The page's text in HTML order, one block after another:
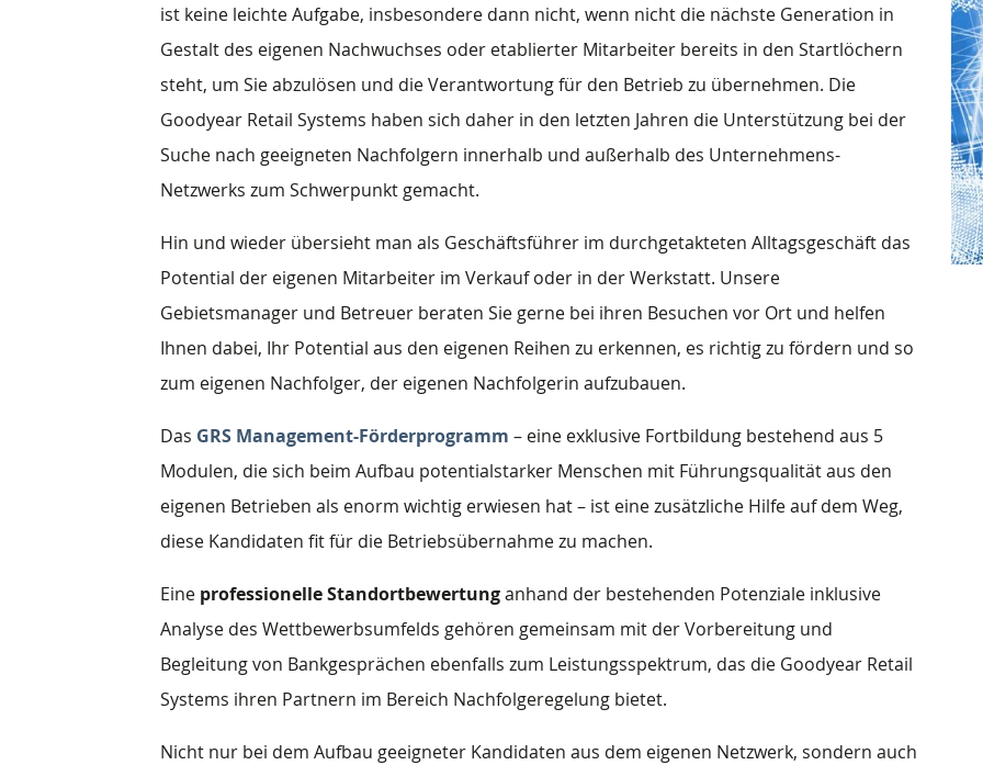
ist keine leichte Aufgabe, insbesondere dann nicht, wenn nicht die nächste Generation in
Gestalt des eigenen Nachwuchses oder etablierter Mitarbeiter bereits in den Startlöchern
steht, um Sie abzulösen und die Verantwortung für den Betrieb zu übernehmen. Die
Goodyear Retail Systems haben sich daher in den letzten Jahren die Unterstützung bei der
Suche nach geeigneten Nachfolgern innerhalb und außerhalb des Unternehmens-
Netzwerks zum Schwerpunkt gemacht.
Hin und wieder übersieht man als Geschäftsführer im durchgetakteten Alltagsgeschäft das
Potential der eigenen Mitarbeiter im Verkauf oder in der Werkstatt. Unsere
Gebietsmanager und Betreuer beraten Sie gerne bei ihren Besuchen vor Ort und helfen
Ihnen dabei, Ihr Potential aus den eigenen Reihen zu erkennen, es richtig zu fördern und so
zum eigenen Nachfolger, der eigenen Nachfolgerin aufzubauen.
Das GRS Management-Förderprogramm – eine exklusive Fortbildung bestehend aus 5
Modulen, die sich beim Aufbau potentialstarker Menschen mit Führungsqualität aus den
eigenen Betrieben als enorm wichtig erwiesen hat – ist eine zusätzliche Hilfe auf dem Weg,
diese Kandidaten fit für die Betriebsübernahme zu machen.
Eine professionelle Standortbewertunganhand der bestehenden Potenziale inklusive
Analyse des Wettbewerbsumfelds gehören gemeinsam mit der Vorbereitung und
Begleitung von Bankgesprächen ebenfalls zum Leistungsspektrum, das die Goodyear Retail
Systems ihren Partnern im Bereich Nachfolgeregelung bietet.
Nicht nur bei dem Aufbau geeigneter Kandidaten aus dem eigenen Netzwerk, sondern auch